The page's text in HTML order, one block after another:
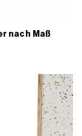
nach Maß